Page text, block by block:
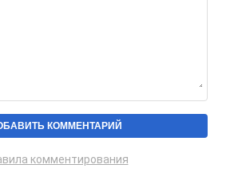
комментирования